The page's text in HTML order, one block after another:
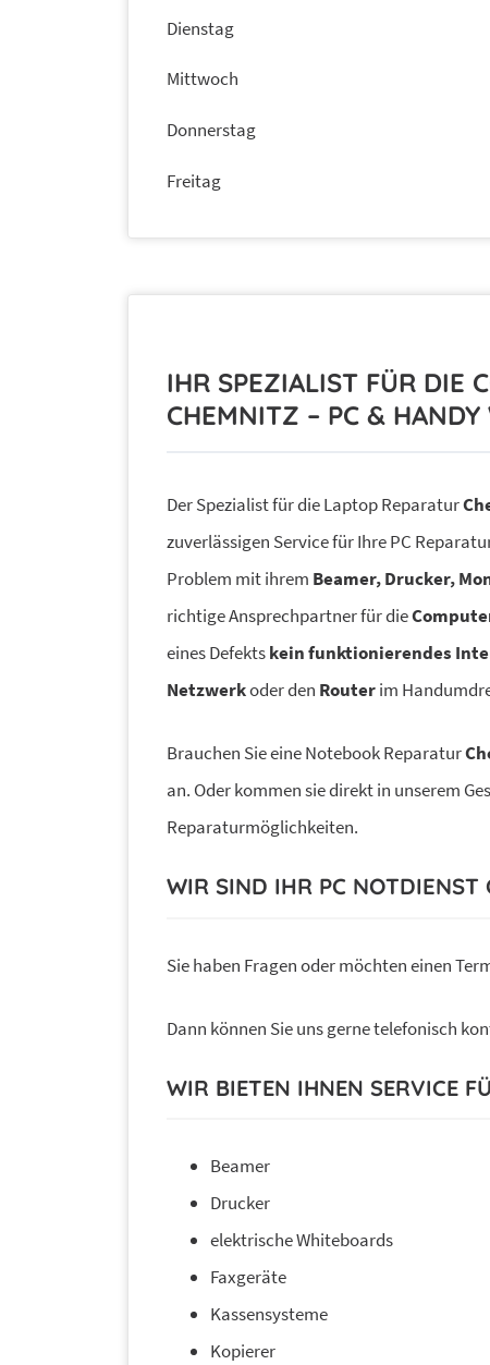
Dienstag
Mittwoch
Donnerstag
Freitag
IHR SPEZIALIST FÜR DIE
CHEMNITZ – PC &
Der Spezialist für die Laptop Reparatur
zuverlässigen Service für Ihre PC
Problem mit ihrem Beamer, Drucker,
richtige Ansprechpartner für die
eines Defektskein funktionierendes
Netzwerkoder den Routerim
Brauchen Sie eine Notebook Reparatur
an. Oder kommen sie direkt in unserem
Reparaturmöglichkeiten.
WIR SIND IHR PC NOTDIENST
Sie haben Fragen oder möchten einen
Dann können Sie uns gerne telefonisch
WIR BIETEN IHNEN SERVICE
Beamer
Drucker
elektrische Whiteboards
Faxgeräte
Kassensysteme
Kopierer